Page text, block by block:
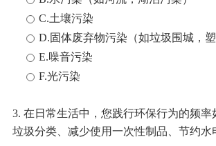
C.土壤污染
D.固体废弃物污染（如垃圾围城，塑
E.噪音污染
F.光污染
3. 在日常生活中，您践行环保行为的频率
垃圾分类、减少使用一次性制品、节约水